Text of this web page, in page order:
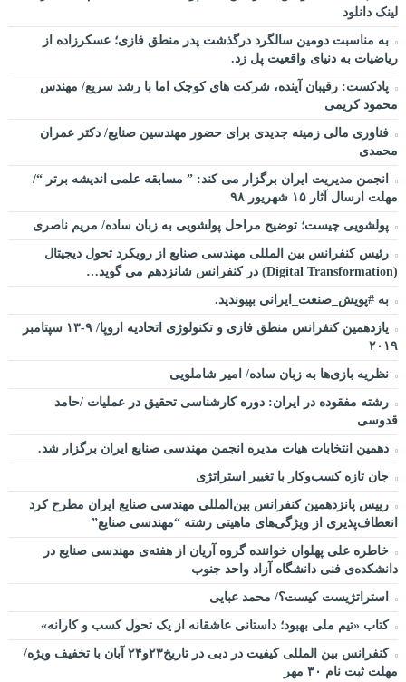
لینک دانلود
به مناسبت دومین سالگرد درگذشت پدر منطق فازی؛ عسکرزاده از
ریاضیات به دنیای واقعیت پل زد.
پادکست: رقیبان آینده، شرکت های کوچک اما با رشد سریع/ مهندس
محمود کریمی
فناوری مالی زمینه جدیدی برای حضور مهندسین صنایع/ دکتر عمران
محمدی
انجمن مدیریت ایران برگزار می کند: ” مسابقه علمی اندیشه برتر “/
مهلت ارسال آثار ۱۵ شهریور ۹۸
پولشویی چیست؛ توضیح مراحل پولشویی به زبان ساده/ مریم ناصری
رئیس کنفرانس بین المللی مهندسی صنایع از رویکرد تحول دیجیتال
(Digital Transformation) در کنفرانس شانزدهم می گوید…
به #پویش_صنعت_ایرانی بپیوندید.
یازدهمین کنفرانس منطق فازی و تکنولوژی اتحادیه اروپا/ ۹-۱۳ سپتامبر
۲۰۱۹
نظریه بازی‌ها به زبان ساده/ امیر شاملویی
رشته مفقوده در ایران: دوره کارشناسی تحقیق در عملیات /حامد
قدوسی
دهمین انتخابات هیات مدیره انجمن مهندسی صنایع ایران برگزار شد.
جان تازه کسب‌وکار با تغییر استراتژی
رییس پانزدهمین کنفرانس بین‌المللی مهندسی صنایع ایران مطرح کرد
انعطاف‌پذیری از ویژگی‌های ماهیتی رشته “مهندسی صنایع”
خاطره علی پهلوان خواننده گروه آریان از هفته‌ی مهندسی صنایع در
دانشکده‌ی فنی دانشگاه آزاد واحد جنوب
استراتژیست کیست؟‬/ محمد عبایی
کتاب «تیم ملی بهبود؛ داستانی عاشقانه از یک تحول کسب و کارانه»
کنفرانس بین المللی کیفیت در دبی در تاریخ۲۳و۲۴ آبان با تخفیف ویژه/
مهلت ثبت نام ۳۰ مهر